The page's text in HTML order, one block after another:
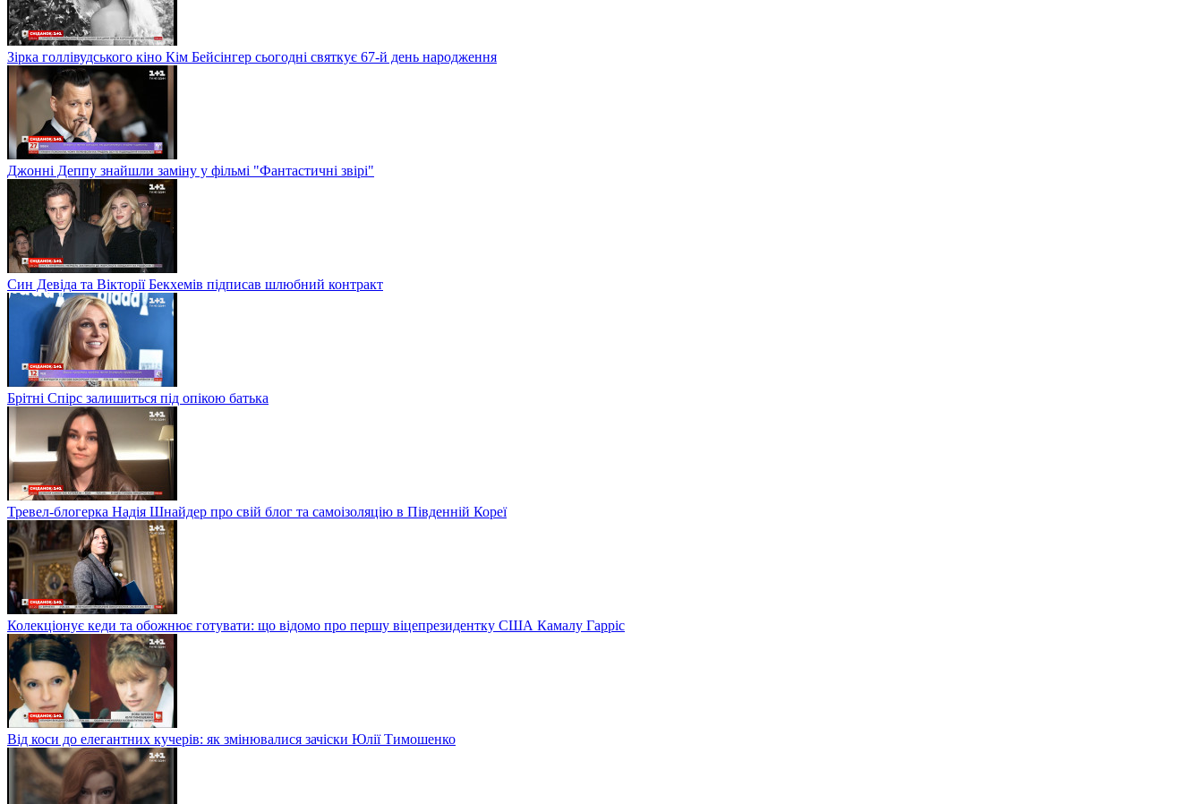
Зірка голлівудського кіно Кім Бейсінгер сьогодні святкує 67-й день народження
Джонні Деппу знайшли заміну у фільмі "Фантастичні звірі"
Син Девіда та Вікторії Бекхемів підписав шлюбний контракт
Брітні Спірс залишиться під опікою батька
Тревел-блогерка Надія Шнайдер про свій блог та самоізоляцію в Південній Кореї
Колекціонує кеди та обожнює готувати: що відомо про першу віцепрезидентку США Камалу Гарріс
Від коси до елегантних кучерів: як змінювалися зачіски Юлії Тимошенко